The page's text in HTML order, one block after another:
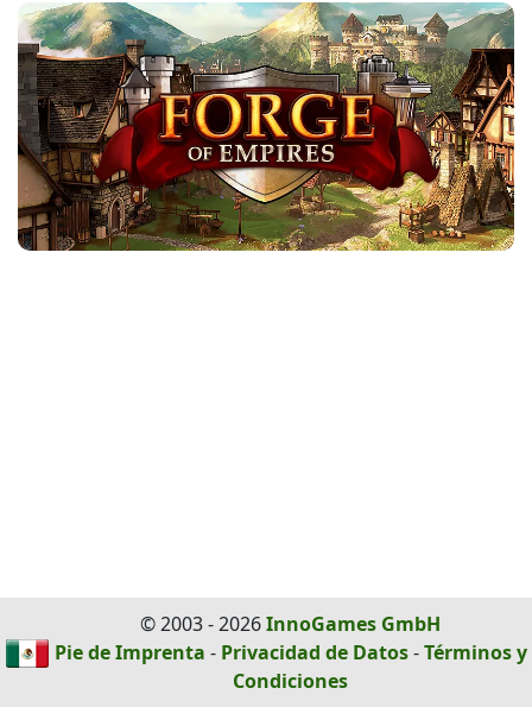
© 2003 - 2026InnoGames GmbH
Pie de Imprenta - Privacidad de Datos-Términos y
Condiciones